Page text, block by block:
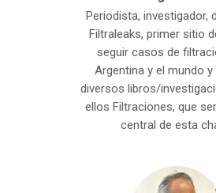
Periodista, investigador,
Filtraleaks, primer sitio
seguir casos de
Argentina y el mundo
diversos libros/
ellos Filtraciones, que
central de esta